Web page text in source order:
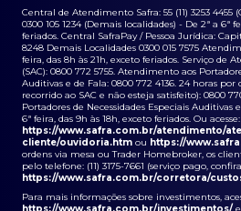
Central de Atendimento Safra: 55 (11) 3253 4455
0300 105 1234 (Demais localidades) - De 2ª a 6ª
feriados. Central SafraPay / Pessoa Jurídica:
8248 Demais Localidades 0300 015 7575
feira, das 8h às 21h, exceto feriados. Serviço de
(SAC): 0800 772 5755. Atendimento aos
Auditivas e de Fala: 0800 772 4136. 24 horas
recorrido ao SAC e não esteja satisfeito): 0800
Portadores de Necessidades Especiais Auditivas
6ª feira, das 9h às 18h, exceto feriados. Ou acesse:
https://www.safra.com.br/atendimento/
cliente/ouvidoria.htm ou https://
ordens via mesa ou Trader Homebroker, os
pelo telefone: (11) 3175-7661 (serviço pago,
https://www.safra.com.br/corretora/
Para mais informações sobre investimentos,